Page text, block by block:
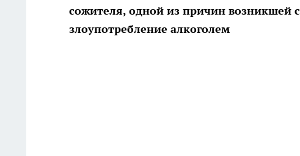
сожителя, одной из причин возникшей
злоупотребление алкоголем